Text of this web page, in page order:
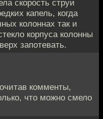
скорость струи
капель, когда
колоннах так и
корпуса колонны
запотевать.
комменты,
что можно смело